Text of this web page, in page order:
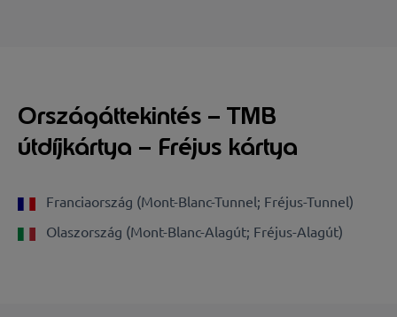
Országáttekintés – TMB
útdíjkártya – Fréjus kártya
Franciaország (Mont-Blanc-Tunnel; Fréjus-Tunnel)
Olaszország (Mont-Blanc-Alagút; Fréjus-Alagút)